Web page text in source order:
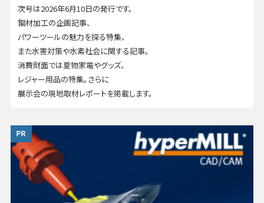
次号は2026年6月10日の発行です。
鋼材加工の企画記事、
パワーツールの魅力を探る特集、
また水害対策や水素社会に関する記事。
消費財面では夏物家電やグッズ、
レジャー用品の特集。さらに
展示会の現地取材レポートを掲載します。